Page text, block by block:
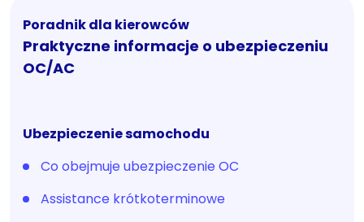
Poradnik dla kierowców
Praktyczne informacje o ubezpieczeniu
OC/AC
Ubezpieczenie samochodu
Co obejmuje ubezpieczenie OC
Assistance krótkoterminowe